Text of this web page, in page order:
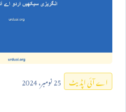
اے آئی اپڈیٹ 25نومبر،2024